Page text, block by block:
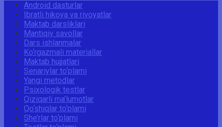
Android dasturlar
Ibratli hikoya va rivoyatlar
Maktab darsliklari
Mantiqiy savollar
Dars ishlanmalar
Ko‘rgazmali materiallar
Maktab hujjatlari
Senariylar to‘plami
Yangi metodlar
Psixologik testlar
Qiziqarli ma’lumotlar
Qo‘shiqlar to‘plami
She’rlar to‘plami